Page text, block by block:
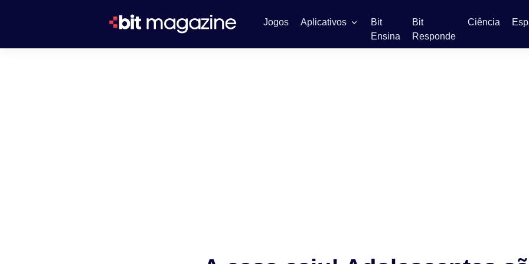
Jogos Aplicativos
Bit
Ensina
Bit
Responde
Ciência